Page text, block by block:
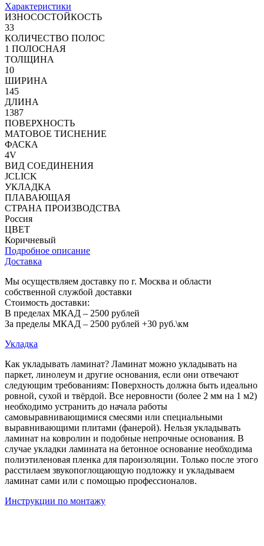
Характеристики
ИЗНОСОСТОЙКОСТЬ
33
КОЛИЧЕСТВО ПОЛОС
1 ПОЛОСНАЯ
ТОЛЩИНА
10
ШИРИНА
145
ДЛИНА
1387
ПОВЕРХНОСТЬ
МАТОВОЕ ТИСНЕНИЕ
ФАСКА
4V
ВИД СОЕДИНЕНИЯ
JCLICK
УКЛАДКА
ПЛАВАЮЩАЯ
СТРАНА ПРОИЗВОДСТВА
Россия
ЦВЕТ
Коричневый
Подробное описание
Доставка
Мы осуществляем доставку по г. Москва и области
собственной службой доставки
Стоимость доставки:
В пределах МКАД – 2500 рублей
За пределы МКАД – 2500 рублей +30 руб.\км
Укладка
Как укладывать ламинат? Ламинат можно укладывать на
паркет, линолеум и другие основания, если они отвечают
следующим требованиям: Поверхность должна быть идеально
ровной, сухой и твёрдой. Все неровности (более 2 мм на 1 м2)
необходимо устранить до начала работы
самовыравнивающимися смесями или специальными
выравнивающими плитами (фанерой). Нельзя укладывать
ламинат на ковролин и подобные непрочные основания. В
случае укладки ламината на бетонное основание необходима
полиэтиленовая пленка для пароизоляции. Только после этого
расстилаем звукопоглощающую подложку и укладываем
ламинат сами или с помощью профессионалов.
Инструкции по монтажу